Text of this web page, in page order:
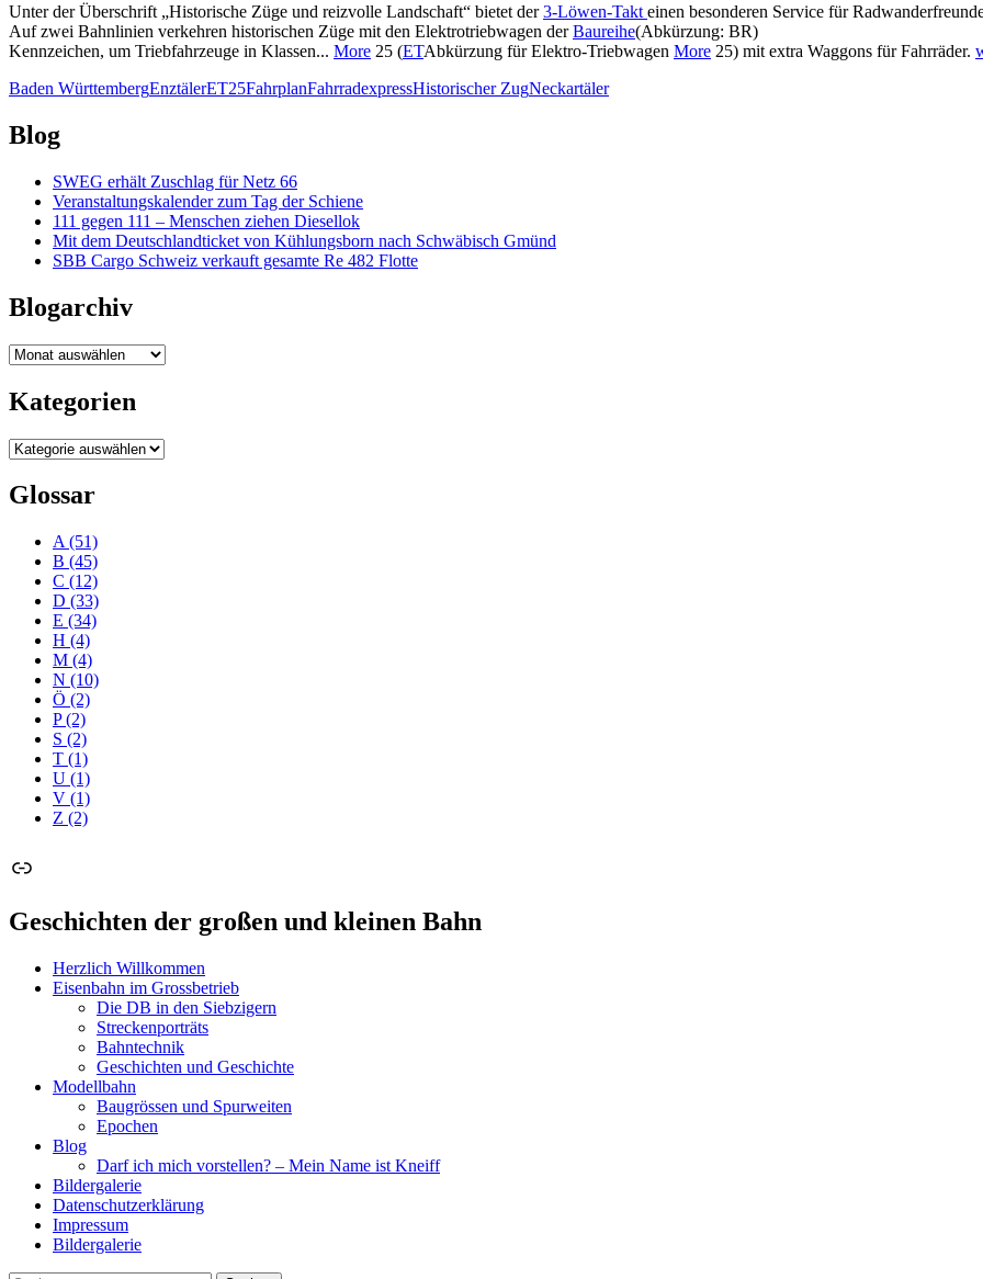
Unter der Überschrift „Historische Züge und reizvolle Landschaft“ bietet der3-Löwen-Takt einen besonderen Service für
Auf zwei Bahnlinien verkehren historischen Züge mit den Elektrotriebwagen derBaureihe(Abkürzung: BR)
Kennzeichen, um Triebfahrzeuge in Klassen... More 25 (ETAbkürzung für Elektro-Triebwagen More 25) mit extra Waggons für Fahrräder.
Baden WürttembergEnztälerET25FahrplanFahrradexpressHistorischer ZugNeckartäler
Blog
SWEG erhält Zuschlag für Netz 66
Veranstaltungskalender zum Tag der Schiene
111 gegen 111 – Menschen ziehen Diesellok
Mit dem Deutschlandticket von Kühlungsborn nach Schwäbisch Gmünd
SBB Cargo Schweiz verkauft gesamte Re 482 Flotte
Blogarchiv
Blogarchiv
Kategorien
Kategorien
Glossar
A (51)
B (45)
C (12)
D (33)
E (34)
H (4)
M (4)
N (10)
Ö (2)
P(2)
S (2)
T (1)
U (1)
V (1)
Z (2)
Link
Geschichten der großen und kleinen Bahn
Herzlich Willkommen
Eisenbahn im Grossbetrieb
Die DB in den Siebzigern
Streckenporträts
Bahntechnik
Geschichten und Geschichte
Modellbahn
Baugrössen und Spurweiten
Epochen
Blog
Darf ich mich vorstellen? – Mein Name ist Kneiff
Bildergalerie
Datenschutzerklärung
Impressum
Bildergalerie